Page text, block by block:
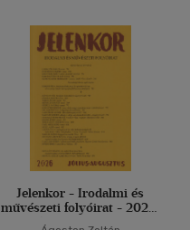
Jelenkor - Irodalmi és
művészeti folyóirat - 2026.
július-augusztus